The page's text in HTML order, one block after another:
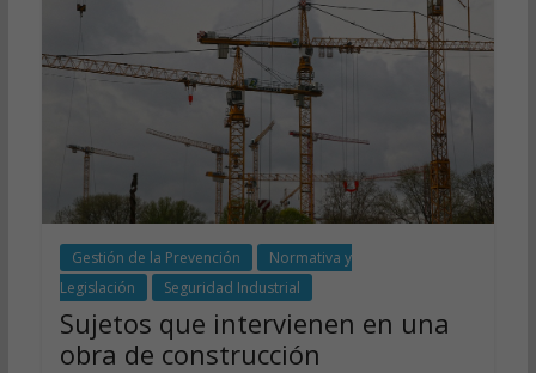
Gestión de la Prevención
Normativa y
Legislación
Seguridad Industrial
Sujetos que intervienen en una
obra de construcción